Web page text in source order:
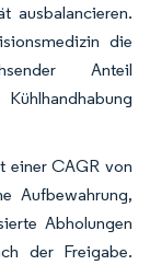
ausbalancieren.
die
Anteil
einer CAGR von
Aufbewahrung,
Abholungen
der Freigabe.